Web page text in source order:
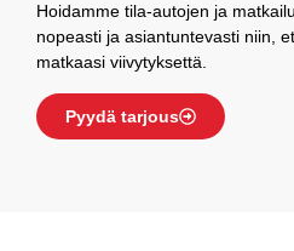
Hoidamme tila-autojen ja
nopeasti ja asiantuntevasti niin,
matkaasi viivytyksettä.
Pyydä tarjous